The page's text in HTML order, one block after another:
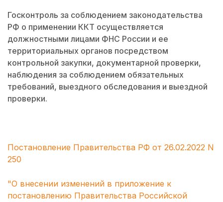
Госконтроль за соблюдением законодательства
РФ о применении ККТ осуществляется
должностными лицами ФНС России и ее
территориальных органов посредством
контрольной закупки, документарной проверки,
наблюдения за соблюдением обязательных
требований, выездного обследования и выездной
проверки.
Постановление Правительства РФ от 26.02.2022 N
250
"О внесении изменений в приложение к
постановлению Правительства Российской